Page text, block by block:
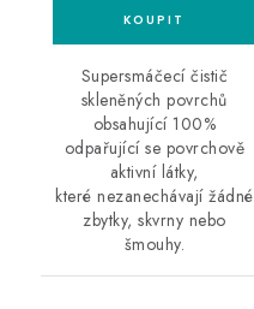
Supersmáčecí čistič
skleněných povrchů
obsahující 100%
odpařující se povrchově
aktivní látky,
které nezanechávají žádné
zbytky, skvrny nebo
šmouhy.